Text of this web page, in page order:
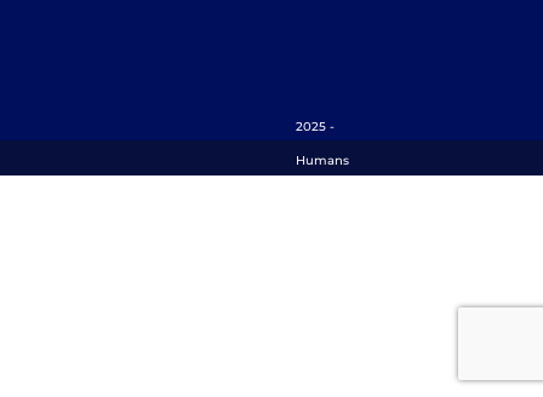
2025 -
Humans